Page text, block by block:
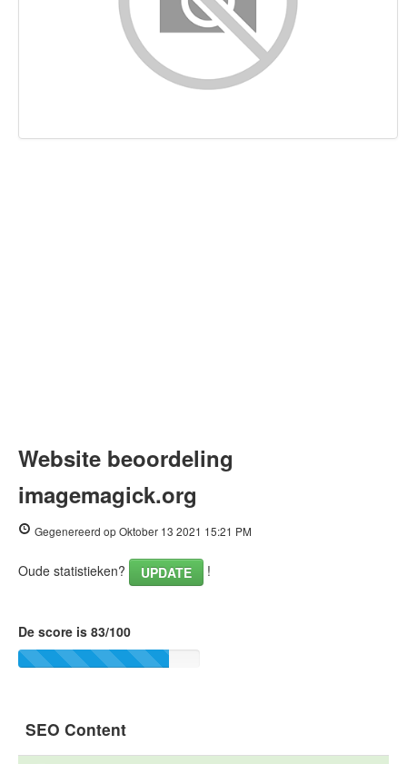
Bruikbaarheid
Document
Website beoordeling
imagemagick.org
Gegenereerd op Oktober 13 2021 15:21 PM
Oude statistieken? UPDATE !
De score is 83/100
SEO Content